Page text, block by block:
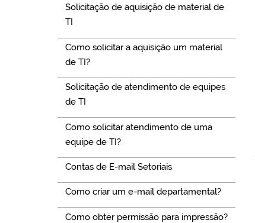
Solicitação de aquisição de material de
TI
Como solicitar a aquisição um material
de TI?
Solicitação de atendimento de equipes
de TI
Como solicitar atendimento de uma
equipe de TI?
Contas de E-mail Setoriais
Como criar um e-mail departamental?
Como obter permissão para impressão?